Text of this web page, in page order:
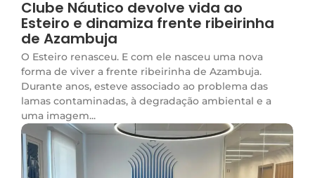
Clube Náutico devolve vida ao
Esteiro e dinamiza frente ribeirinha
de Azambuja
O Esteiro renasceu. E com ele nasceu uma nova
forma de viver a frente ribeirinha de Azambuja.
Durante anos, esteve associado ao problema das
lamas contaminadas, à degradação ambiental e a
uma imagem...